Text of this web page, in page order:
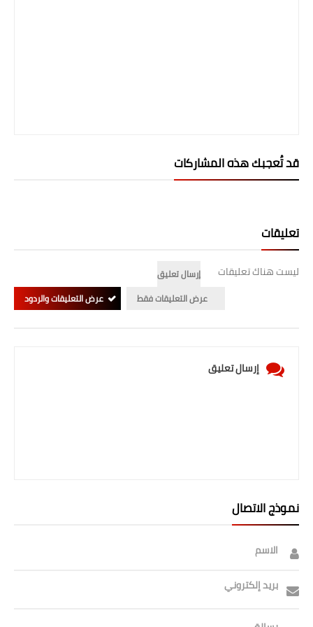
قد تُعجبك هذه المشاركات
تعليقات
ليست هناك تعليقات
إرسال تعليق
عرض التعليقات فقط
عرض التعليقات والردود
إرسال تعليق
نموذج الاتصال
الاسم
بريد إلكتروني